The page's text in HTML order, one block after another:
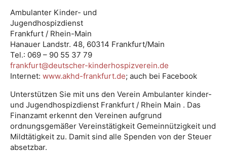
Ambulanter Kinder- und
Jugendhospizdienst
Frankfurt / Rhein-Main
Hanauer Landstr. 48, 60314 Frankfurt/Main
Tel.: 069 – 90 55 37 79
frankfurt@deutscher-kinderhospizverein.de
Internet: www.akhd-frankfurt.de; auch bei Facebook
Unterstützen Sie mit uns den Verein Ambulanter kinder-
und Jugendhospizdienst Frankfurt / Rhein Main . Das
Finanzamt erkennt den Vereinen aufgrund
ordnungsgemäßer Vereinstätigkeit Gemeinnützigkeit und
Mildtätigkeit zu. Damit sind alle Spenden von der Steuer
absetzbar.